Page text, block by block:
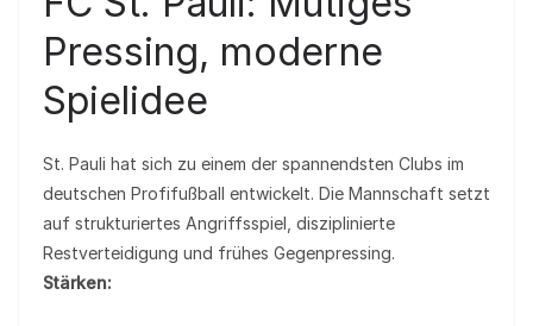
Pressing, moderne
Spielidee
St. Pauli hat sich zu einem der spannendsten Clubs im
deutschen Profifußball entwickelt. Die Mannschaft setzt
auf strukturiertes Angriffsspiel, disziplinierte
Restverteidigung und frühes Gegenpressing.
Stärken: